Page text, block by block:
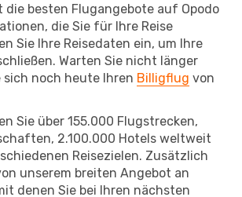
die besten Flugangebote auf Opodo
die Sie für Ihre Reise
Sie Ihre Reisedaten ein, um Ihre
Warten Sie nicht länger
sich noch heute Ihren Billigflug von
Sie über 155.000 Flugstrecken,
2.100.000 Hotels weltweit
Reisezielen. Zusätzlich
unserem breiten Angebot an
denen Sie bei Ihren nächsten